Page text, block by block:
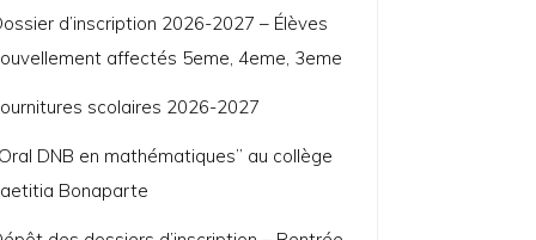
d’inscription 2026-2027 – Élèves
affectés 5eme, 4eme, 3eme
scolaires 2026-2027
DNB en mathématiques” au collège
Bonaparte